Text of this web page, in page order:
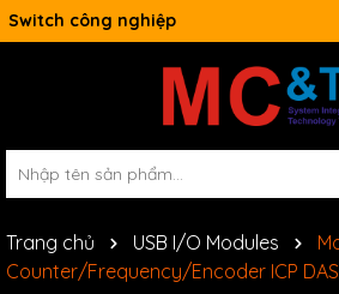
Switch công nghiệp
Trang chủ USB I/O Modules
Counter/Frequency/Encoder ICP DAS